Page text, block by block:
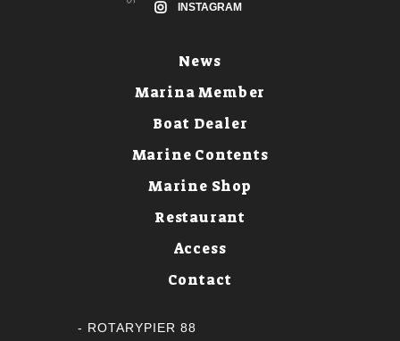
INSTAGRAM
News
Marina Member
Boat Dealer
Marine Contents
Marine Shop
Restaurant
Access
Contact
ROTARYPIER 88